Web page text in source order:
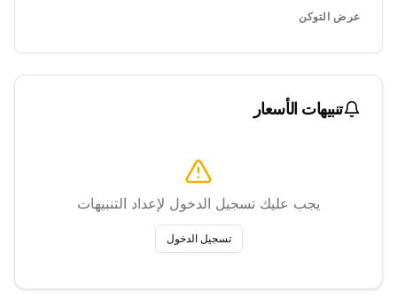
عرض التوكن
تنبيهات الأسعار
يجب عليك تسجيل الدخول لإعداد التنبيهات
تسجيل الدخول